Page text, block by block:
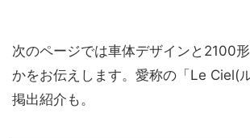
次のページでは車体デザインと2100
かをお伝えします。愛称の「Le Ciel(
掲出紹介も。